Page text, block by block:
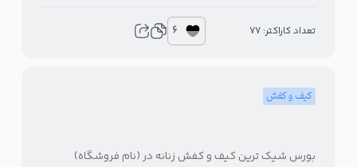
تعداد کاراکتر: 77 6
کیف و کفش
بورس شیک ترین کیف و کفش زنانه در (نام فروشگاه)